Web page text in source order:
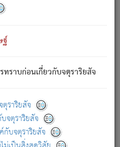
ฐ์
ราบก่อนเกี่ยวกับจตุราริยสัจ
ราริยสัจ
จตุราริยสัจ
บจตุราริยสัจ
นแล้ว มีผัสสะบังหน้า
ประการใด แต่สิ่งนั้นย่อมเป็น
จากที่เขาสำคัญนั้น
ภพบังหน้าแล้ว มีภพโดยความ
ง) จึงได้เพลิดเพลินยิ่งนักในภพ
สิ่งนั้นเป็นภัย (ที่เขาไม่รู้จัก)
ระพฤติ ก็เพื่อการละขาดซึ่ง